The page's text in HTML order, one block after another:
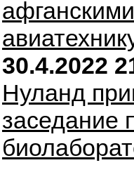
30.4.2022
Нуланд
заседание